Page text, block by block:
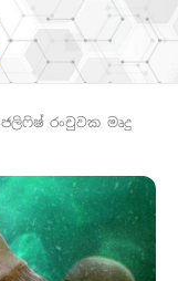
රංචුවක ‍මෘදු